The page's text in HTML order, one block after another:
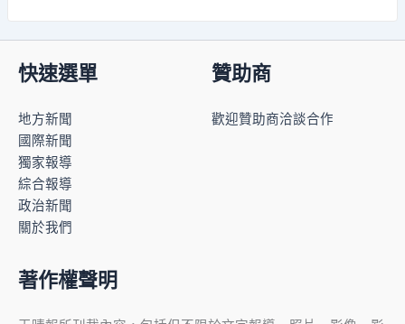
快速選單
地方新聞
國際新聞
獨家報導
綜合報導
政治新聞
關於我們
贊助商
歡迎贊助商洽談合作
著作權聲明